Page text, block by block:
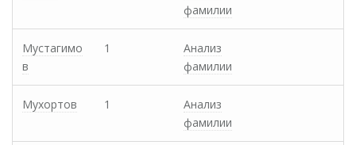
фамилии
Мустагимо
в
1
Анализ
фамилии
Мухортов 1
Анализ
фамилии